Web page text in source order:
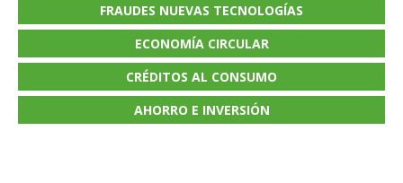
FRAUDES NUEVAS TECNOLOGÍAS
ECONOMÍA CIRCULAR
CRÉDITOS AL CONSUMO
AHORRO E INVERSIÓN